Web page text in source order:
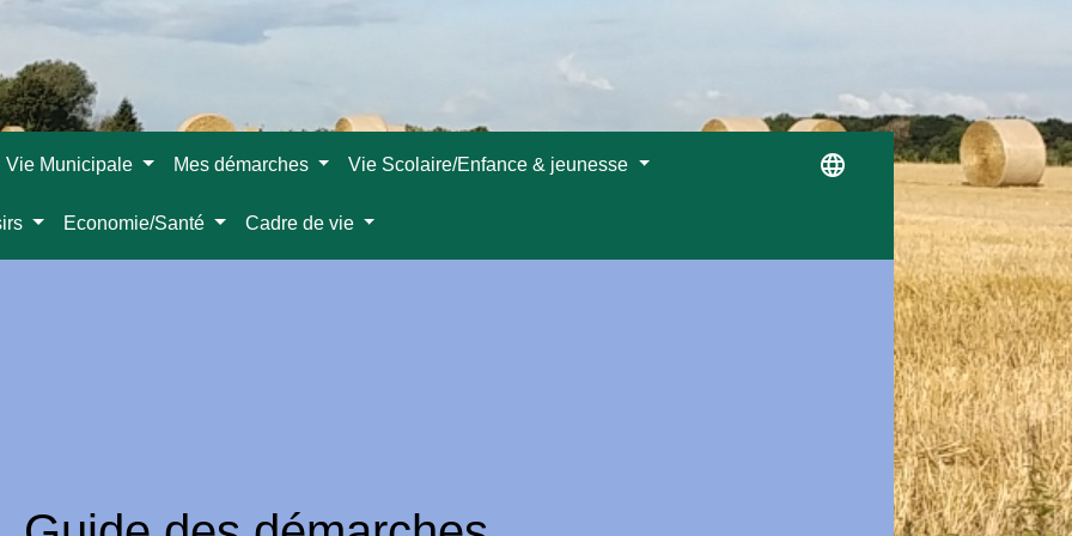
Vie Municipale Mes démarches Vie Scolaire/Enfance & jeunesse
Economie/Santé Cadre de vie
language